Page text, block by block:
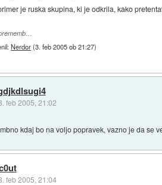
je ruska skupina, ki je odkrila, kako
Nerdor(3. feb 2005 ob 21:27)
feb 2005, 21:02
kdaj bo na voljo popravek, vazno je da se
feb 2005, 21:04